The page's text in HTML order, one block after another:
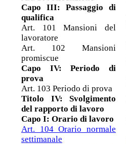
Capo III: Passaggio di
qualifica
Art. 101 Mansioni del
lavoratore
Art. 102 Mansioni
promiscue
Capo IV: Periodo di
prova
Art. 103 Periodo di prova
Titolo IV: Svolgimento
del rapporto di lavoro
Capo I: Orario di lavoro
Art. 104 Orario normale
settimanale